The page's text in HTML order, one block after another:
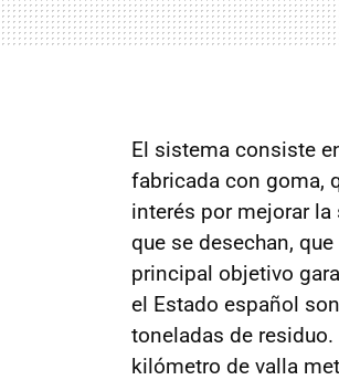
El sistema consiste
fabricada con goma,
interés por mejorar
que se desechan,
principal objetivo
el Estado español
toneladas de
kilómetro de valla